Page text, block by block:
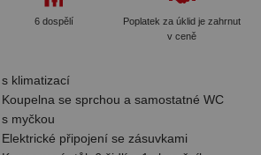
6 dospělí
Poplatek za úklid je zahrnut
v ceně
s klimatizací
Koupelna se sprchou a samostatné WC
s myčkou
Elektrické připojení se zásuvkami